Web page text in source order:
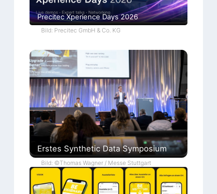
Precitec Xperience Days 2026
Bild: Precitec GmbH & Co. KG
Erstes Synthetic Data Symposium
Bild: ©Thomas Wagner / Messe Stuttgart